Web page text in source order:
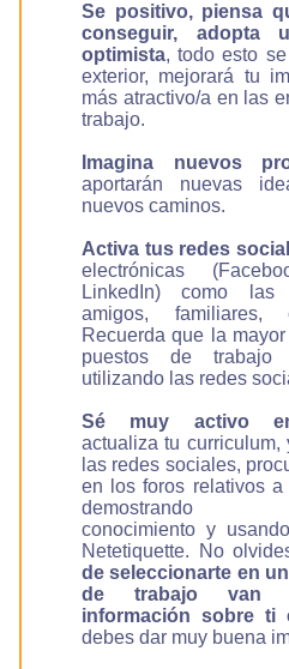
Se positivo, piensa
conseguir, adopta
optimista, todo esto se
exterior, mejorará tu
más atractivo/a en las
trabajo.
Imagina nuevos
aportarán nuevas
nuevos caminos.
Activa tus redes
electrónicas
LinkedIn) como las
amigos, familiares,
Recuerda que la
puestos de trabajo
utilizando las redes
Sé muy activo
actualiza tu curriculum,
las redes sociales,
en los foros relativos a
demostrando
conocimiento y
Netetiquette. No
de seleccionarte en
de trabajo van
información sobre ti
debes dar muy buena